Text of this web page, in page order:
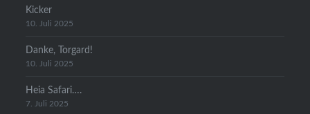
Kicker
10. Juli 2025
Danke, Torgard!
10. Juli 2025
Heia Safari….
7. Juli 2025